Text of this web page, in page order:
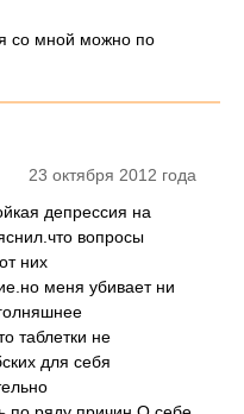
со мной можно по
23 октября 2012 года
депрессия на
вопросы
них
меня убивает ни
таблетки не
для себя